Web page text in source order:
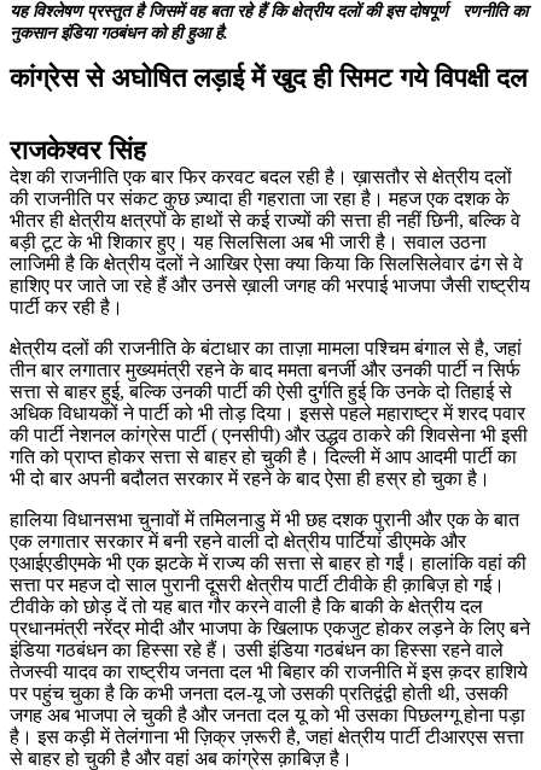
यह विश्लेषण प्रस्तुत है जिसमें वह बता रहे हैं कि क्षेत्रीय दलों की इस दोषपूर्ण रणनीति का
नुकसान इंडिया गठबंधन को ही हुआ है.
कांग्रेस से अघोषित लड़ाई में खुद ही सिमट गये विपक्षी दल
राजकेश्वर सिंह
देश की राजनीति एक बार फिर करवट बदल रही है। ख़ासतौर से क्षेत्रीय दलों
की राजनीति पर संकट कुछ ज़्यादा ही गहराता जा रहा है। महज एक दशक के
भीतर ही क्षेत्रीय क्षत्रपों के हाथों से कई राज्यों की सत्ता ही नहीं छिनी, बल्कि वे
बड़ी टूट के भी शिकार हुए। यह सिलसिला अब भी जारी है। सवाल उठना
लाजिमी है कि क्षेत्रीय दलों ने आखिर ऐसा क्या किया कि सिलसिलेवार ढंग से वे
हाशिए पर जाते जा रहे हैं और उनसे ख़ाली जगह की भरपाई भाजपा जैसी राष्ट्रीय
पार्टी कर रही है।
क्षेत्रीय दलों की राजनीति के बंटाधार का ताज़ा मामला पश्चिम बंगाल से है, जहां
तीन बार लगातार मुख्यमंत्री रहने के बाद ममता बनर्जी और उनकी पार्टी न सिर्फ
सत्ता से बाहर हुई, बल्कि उनकी पार्टी की ऐसी दुर्गति हुई कि उनके दो तिहाई से
अधिक विधायकों ने पार्टी को भी तोड़ दिया। इससे पहले महाराष्ट्र में शरद पवार
की पार्टी नेशनल कांग्रेस पार्टी ( एनसीपी) और उद्धव ठाकरे की शिवसेना भी इसी
गति को प्राप्त होकर सत्ता से बाहर हो चुकी है। दिल्ली में आप आदमी पार्टी का
भी दो बार अपनी बदौलत सरकार में रहने के बाद ऐसा ही हस्र हो चुका है।
हालिया विधानसभा चुनावों में तमिलनाडु में भी छह दशक पुरानी और एक के बात
एक लगातार सरकार में बनी रहने वाली दो क्षेत्रीय पार्टियां डीएमके और
एआईएडीएमके भी एक झटके में राज्य की सत्ता से बाहर हो गईं। हालांकि वहां की
सत्ता पर महज दो साल पुरानी दूसरी क्षेत्रीय पार्टी टीवीके ही क़ाबिज़ हो गई।
टीवीके को छोड़ दें तो यह बात गौर करने वाली है कि बाकी के क्षेत्रीय दल
प्रधानमंत्री नरेंद्र मोदी और भाजपा के खिलाफ एकजुट होकर लड़ने के लिए बने
इंडिया गठबंधन का हिस्सा रहे हैं। उसी इंडिया गठबंधन का हिस्सा रहने वाले
तेजस्वी यादव का राष्ट्रीय जनता दल भी बिहार की राजनीति में इस क़दर हाशिये
पर पहुंच चुका है कि कभी जनता दल-यू जो उसकी प्रतिद्वंद्वी होती थी, उसकी
जगह अब भाजपा ले चुकी है और जनता दल यू को भी उसका पिछलग्गू होना पड़ा
है। इस कड़ी में तेलंगाना भी ज़िक्र ज़रूरी है, जहां क्षेत्रीय पार्टी टीआरएस सत्ता
से बाहर हो चुकी है और वहां अब कांग्रेस क़ाबिज़ है।